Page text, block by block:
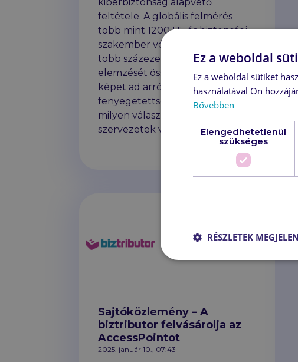
feltétele. A globális felmérés
több mint 1200 IT- és biztonsági
szakember véleményét, illetve
több százezer kibertámadás
elemzését összegzi, és átfogó
képet ad arról, hogyan változik a
fenyegetettségi térkép, és
milyen válaszokat adnak rá a
szervezetek világszerte.
Tovább
Sajtóközlemény – A
biztributor felvásárolja az
AccessPointot
2025. január 10., 07:43
Ez a weboldal
Ez a weboldal sütiket
használatával Ön
Bővebben
Elengedhetetlenül
szükséges
RÉSZLETEK